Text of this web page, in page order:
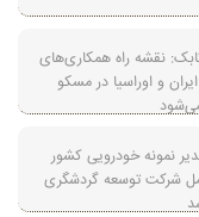
نقشه راه همکاری‌های
و اوراسیا در مسکو
نمونه خودرویی کشور
شرکت توسعه گردشگری